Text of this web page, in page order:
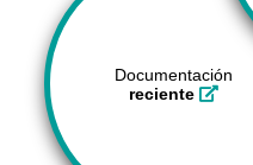
Documentación
reciente